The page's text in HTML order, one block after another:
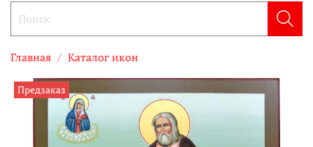
Главная Каталог икон
Предзаказ